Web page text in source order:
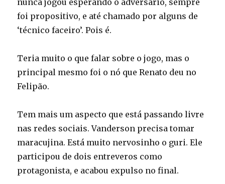
nunca jogou esperando o adversário, sempre
foi propositivo, e até chamado por alguns de
‘técnico faceiro’. Pois é.
Teria muito o que falar sobre o jogo, mas o
principal mesmo foi o nó que Renato deu no
Felipão.
Tem mais um aspecto que está passando livre
nas redes sociais. Vanderson precisa tomar
maracujina. Está muito nervosinho o guri. Ele
participou de dois entreveros como
protagonista, e acabou expulso no final.